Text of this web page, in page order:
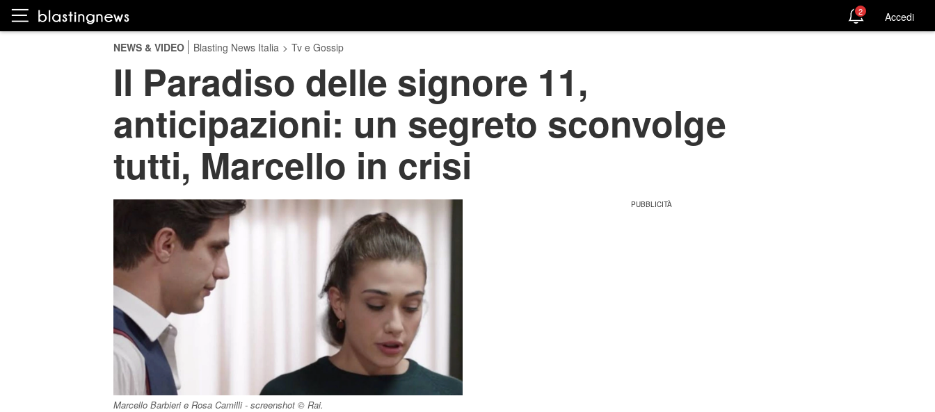
2 Accedi
NEWS & VIDEO Blasting News Italia > Tv e Gossip
Il Paradiso delle signore 11,
anticipazioni: un segreto sconvolge
tutti, Marcello in crisi
Marcello Barbieri e Rosa Camilli - screenshot © Rai.